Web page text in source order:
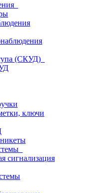
(СКУД)
ключи
сигнализация